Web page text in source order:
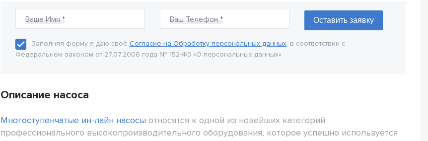
Ваше Имя Ваш Телефон
Заполняя форму я даю своё Согласие на Обработку персональных данных, в соответствии с
Федеральном законом от 27.07.2006 года № 152-Ф3 «О персональных данных».
Описание насоса
Многоступенчатые ин-лайн насосы относятся к одной из новейших категорий
профессионального высокопроизводительного оборудования, которое успешно используется